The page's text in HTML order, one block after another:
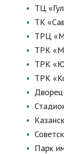
ТЦ
ТК
ТРЦ
ТРК
ТРК
ТРК
Парк